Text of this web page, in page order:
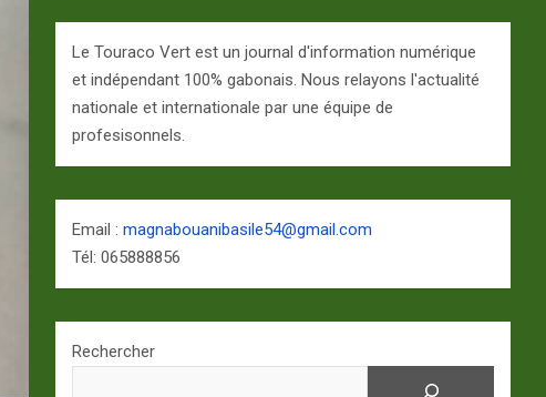
Le Touraco Vert est un journal d'information numérique
et indépendant 100% gabonais. Nous relayons l'actualité
nationale et internationale par une équipe de
profesisonnels.
Email :magnabouanibasile54@gmail.com
Tél: 065888856
Rechercher